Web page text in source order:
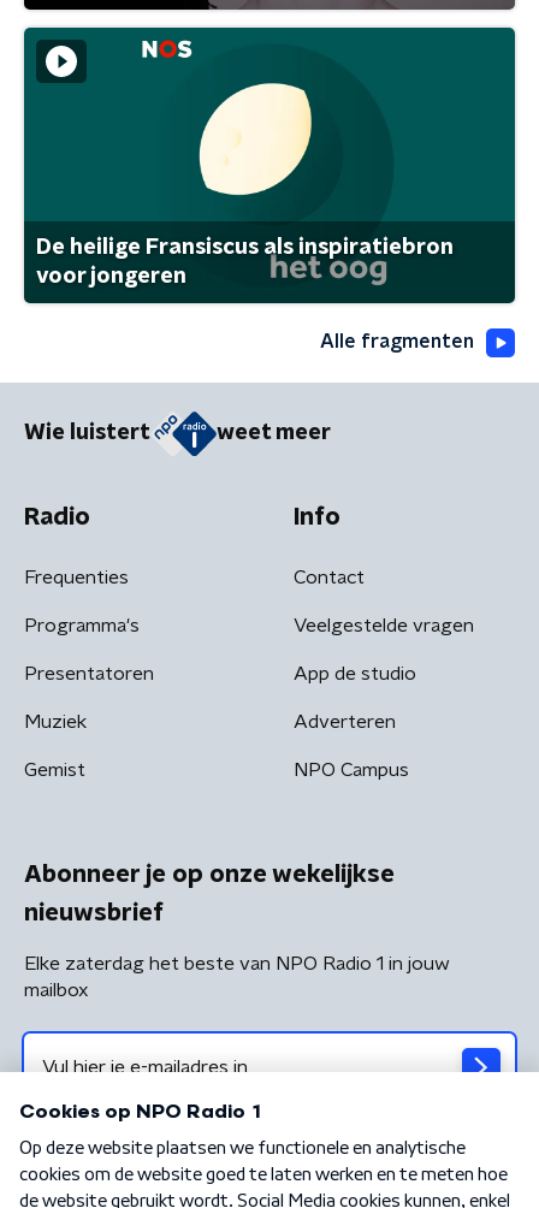
De heilige Fransiscus als inspiratiebron
voor jongeren
Alle fragmenten
Wie luistert weet meer
Radio
Frequenties
Programma's
Presentatoren
Muziek
Gemist
Info
Contact
Veelgestelde vragen
App de studio
Adverteren
NPO Campus
Abonneer je op onze wekelijkse
nieuwsbrief
Elke zaterdag het beste van NPO Radio 1 in jouw
mailbox